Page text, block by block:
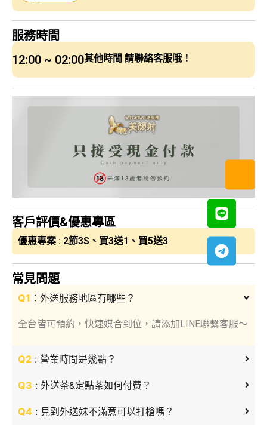
服務時間
12:00 ~ 02:00其他時間 請聯絡客服哦！
客戶評價&優惠專區
優惠專案 : 2節3S、買3送1、買5送3
常見問題
Q1 ：外送服務地區有哪些？
全台皆可預約，快速媒合到位，請添加LINE聯繫客服～
Q2 : 營業時間是幾點？
Q3 : 外送茶&定點茶如何付费？
Q4 : 見到外送妹不滿意可以打槍嗎？